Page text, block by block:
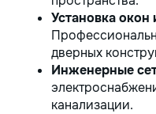
Установка окон
дверных
Инженерные
канализации.